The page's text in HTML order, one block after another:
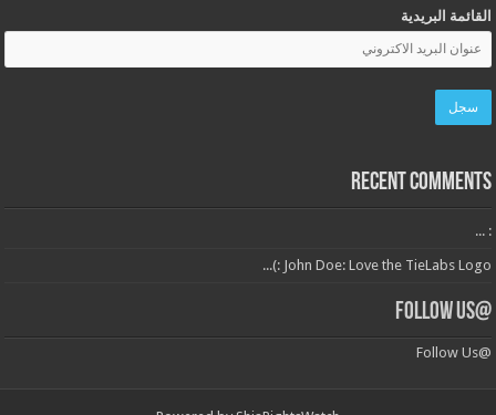
القائمة البريدية
Recent Comments
: ...
John Doe: Love the TieLabs Logo :)...
@Follow Us
@Follow Us